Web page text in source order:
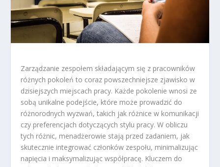
Zarządzanie zespołem składającym się z pracowników
różnych pokoleń to coraz powszechniejsze zjawisko w
dzisiejszych miejscach pracy. Każde pokolenie wnosi ze
sobą unikalne podejście, które może prowadzić do
różnorodnych wyzwań, takich jak różnice w komunikacji
czy preferencjach dotyczących stylu pracy. W obliczu
tych różnic, menadżerowie stają przed zadaniem, jak
skutecznie integrować członków zespołu, minimalizując
napięcia i maksymalizując współpracę. Kluczem do